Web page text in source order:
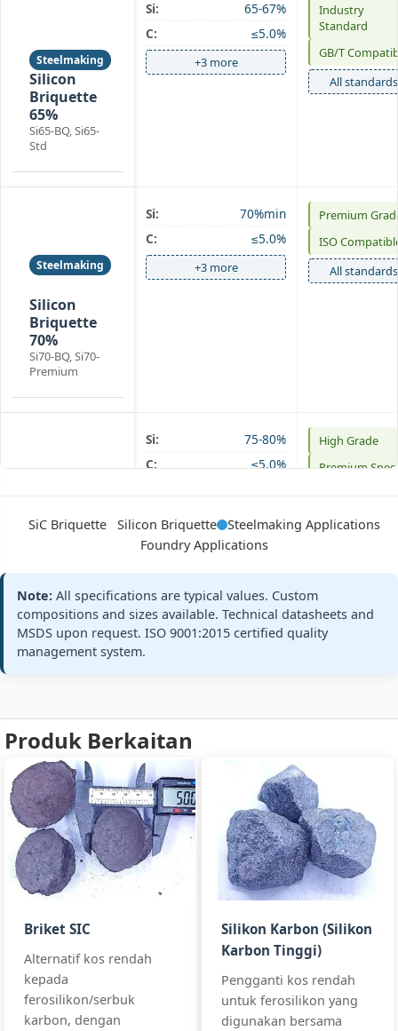
Steelmaking
Silicon
Briquette
65%
Si65-BQ, Si65-
Std
Si:
65-67%
C:
≤5.0%
+3 more
Industry
Standard
GB/T
All standards
Steelmaking
Silicon
Briquette
70%
Si70-BQ, Si70-
Premium
Si:
70%min
C:
≤5.0%
+3 more
Premium
ISO
All standards
Silicon
HighGrade
Si:
75-80%
C:
≤5.0%
High Grade
Premium Spec
Steelmaking
SiC
Briquette
65%
SiC65-BQ,
SiC65-C
SiO₂:
≤5%
Specifications
SiC
Briquette
Steelmaking
SiC
Briquette
70%
SiC70-BQ,
SiC70-HC
70%min
15%max
≤4%
+3 more
Industry
Standard
SiC Briquette Silicon Briquette
Steelmaking Applications
Foundry Applications
Note: All specifications are typical values. Custom
compositions and sizes available. Technical datasheets and
MSDS upon request. ISO 9001:2015 certified quality
management system.
Produk Berkaitan
Briket SIC
Alternatif kos rendah
kepada
ferosilikon/serbuk
karbon, dengan
Silikon Karbon (Silikon
Karbon Tinggi)
Pengganti kos rendah
untuk ferosilikon yang
digunakan bersama